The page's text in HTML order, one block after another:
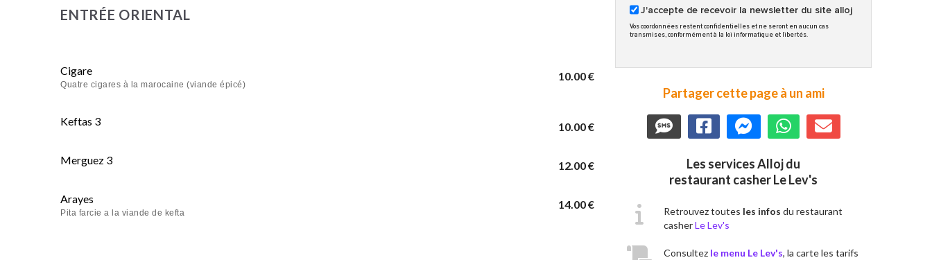
ENTRÉE ORIENTAL
10.00 €
Cigare
Quatre cigares à la marocaine (viande épicé)
10.00 €
Keftas 3
12.00 €
Merguez 3
14.00 €
Arayes
Pita farcie a la viande de kefta
J'accepte de recevoir la newsletter du site alloj
Vos coordonnées restent confidentielles et ne seront en aucun cas
transmises, conformément à la loi informatique et libertés.
Partager cette page à un ami
Les services Alloj du
restaurant casher Le Lev's
Retrouvez toutes les infos du restaurant
casherLe Lev's
Consultez le menu Le Lev's, la carte les tarifs